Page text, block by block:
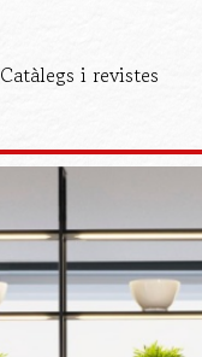
Catàlegs i revistes